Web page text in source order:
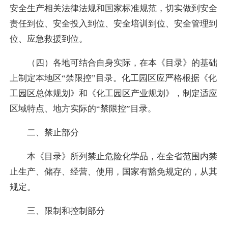
安全生产相关法律法规和国家标准规范，切实做到安全
责任到位、安全投入到位、安全培训到位、安全管理到
位、应急救援到位。
（四）各地可结合自身实际，在本《目录》的基础
上制定本地区“禁限控”目录。化工园区应严格根据《化
工园区总体规划》和《化工园区产业规划》，制定适应
区域特点、地方实际的“禁限控”目录。
二、禁止部分
本《目录》所列禁止危险化学品，在全省范围内禁
止生产、储存、经营、使用，国家有豁免规定的，从其
规定。
三、限制和控制部分